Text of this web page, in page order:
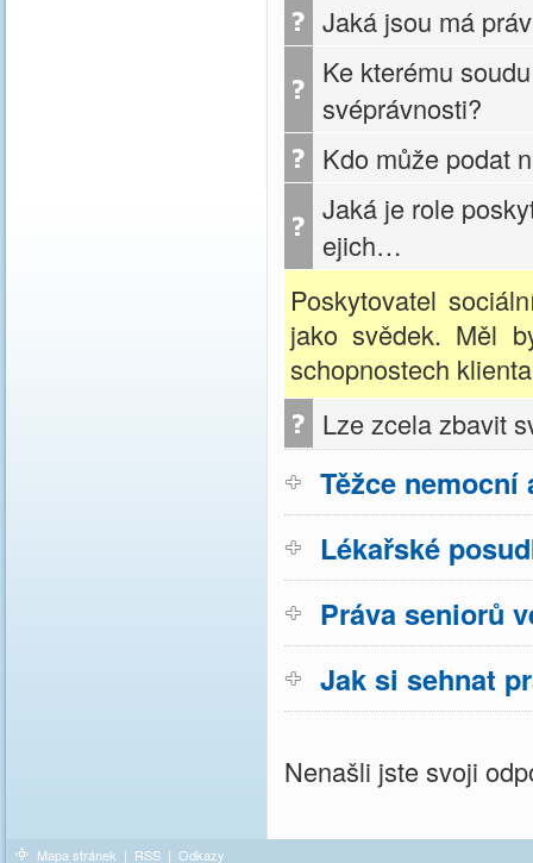
Jaká jsou má
Ke kterému
svéprávnosti?
Kdo může podat
Jaká je role
ejich…
Poskytovatel
jako svědek. Měl
schopnostech
Lze zcela zbavit
Těžce
Lékařské
Práva seniorů
Jak si sehnat
Nenašli jste svoji
Mapa stránek | RSS | Odkazy